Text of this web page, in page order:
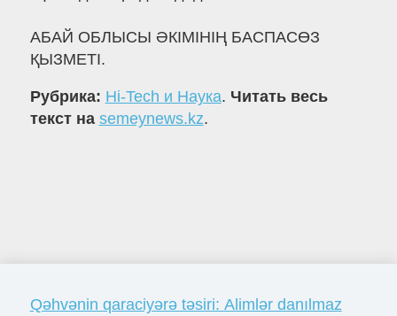
АБАЙ ОБЛЫСЫ ӘКІМІНІҢ БАСПАСӨЗ
ҚЫЗМЕТІ.
Рубрика: Hi-Tech и Наука. Читать весь
текст на semeynews.kz.
Qəhvənin qaraciyərə təsiri: Alimlər danılmaz